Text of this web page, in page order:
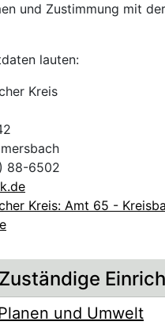
und Zustimmung mit
lauten:
Kreis
88-6502
Kreis: Amt 65 -
Zuständige
Einrichtungund Umwelt